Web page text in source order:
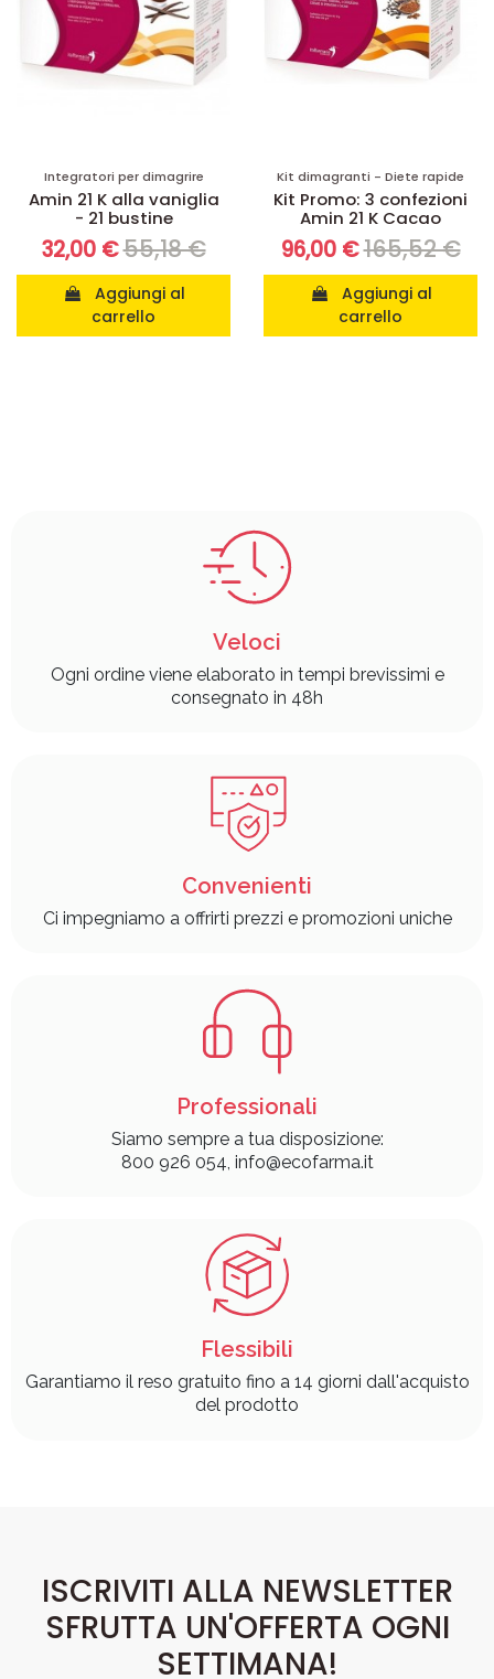
Integratori per dimagrire
Amin 21 K alla vaniglia
- 21 bustine
32,00 €55,18 €
carrello
Kit dimagranti - Diete rapide
Kit Promo: 3 confezioni
Amin 21 K Cacao
96,00 €165,52 €
carrello
Veloci
Ogni ordine viene elaborato in tempi brevissimi e
consegnato in 48h
Convenienti
Ci impegniamo a offrirti prezzi e promozioni uniche
Professionali
Siamo sempre a tua disposizione:
800 926 054, info@ecofarma.it
Flessibili
Garantiamo il reso gratuito fino a 14 giorni dall'acquisto
del prodotto
ISCRIVITI ALLA NEWSLETTER
SFRUTTA UN'OFFERTA OGNI
SETTIMANA!